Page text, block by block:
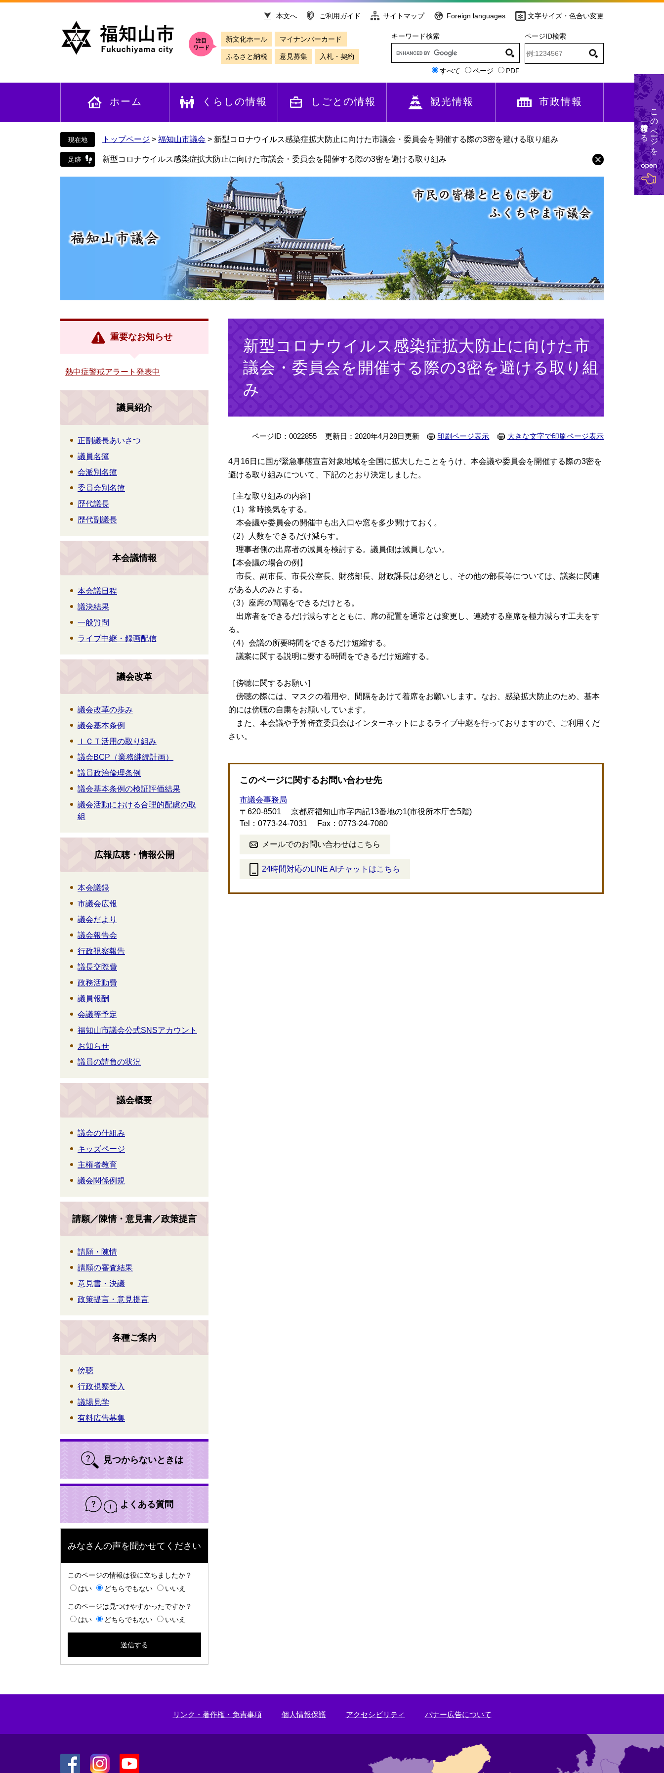
文
本文へ ご利用ガイド サイトマップ Foreign languages 文字サイズ・色合い変更
注目
ワード
新文化ホール マイナンバーカード
ふるさと納税 意見募集 入札・契約
キーワード検索
すべて ページ PDF
ページID検索
ホーム くらしの情報 しごとの情報 観光情報 市政情報
トップページ > 福知山市議会 > 新型コロナウイルス感染症拡大防止に向けた市議会・委員会を開催する際の3密を避ける取り組み
新型コロナウイルス感染症拡大防止に向けた市議会・委員会を開催する際の3密を避ける取り組み
新型コロナウイルス感染症拡大防止に向けた市
議会・委員会を開催する際の3密を避ける取り組
み
ページID：0022855 更新日：2020年4月28日更新 印刷ページ表示 大きな文字で印刷ページ表示
4月16日に国が緊急事態宣言対象地域を全国に拡大したことをうけ、本会議や委員会を開催する際の3密を
避ける取り組みについて、下記のとおり決定しました。
［主な取り組みの内容］
（1）常時換気をする。
本会議や委員会の開催中も出入口や窓を多少開けておく。
（2）人数をできるだけ減らす。
理事者側の出席者の減員を検討する。議員側は減員しない。
【本会議の場合の例】
市長、副市長、市長公室長、財務部長、財政課長は必須とし、その他の部長等については、議案に関連
がある人のみとする。
（3）座席の間隔をできるだけとる。
出席者をできるだけ減らすとともに、席の配置を通常とは変更し、連続する座席を極力減らす工夫をす
る。
（4）会議の所要時間をできるだけ短縮する。
議案に関する説明に要する時間をできるだけ短縮する。
［傍聴に関するお願い］
傍聴の際には、マスクの着用や、間隔をあけて着席をお願いします。なお、感染拡大防止のため、基本
的には傍聴の自粛をお願いしています。
また、本会議や予算審査委員会はインターネットによるライブ中継を行っておりますので、ご利用くだ
さい。
このページに関するお問い合わせ先
市議会事務局
〒620-8501
京都府福知山市字内記13番地の1(市役所本庁舎5階)
Tel：0773-24-7031
Fax：0773-24-7080
メールでのお問い合わせはこちら
24時間対応のLINE AIチャットはこちら
外
重要なお知らせ
熱中症警戒アラート発表中
議員紹介
正副議長あいさつ
議員名簿
会派別名簿
委員会別名簿
歴代議長
歴代副議長
本会議情報
本会議日程
議決結果
一般質問
ライブ中継・録画配信
議会改革
議会改革の歩み
議会基本条例
ＩＣＴ活用の取り組み
議会BCP（業務継続計画）
議員政治倫理条例
議会基本条例の検証評価結果
議会活動における合理的配慮の取
組
広報広聴・情報公開
本会議録
市議会広報
議会だより
議会報告会
行政視察報告
議長交際費
政務活動費
議員報酬
会議等予定
福知山市議会公式SNSアカウント
お知らせ
議員の請負の状況
議会概要
議会の仕組み
キッズページ
主権者教育
議会関係例規
請願／陳情・意見書／政策提言
請願・陳情
請願の審査結果
意見書・決議
政策提言・意見提言
各種ご案内
傍聴
行政視察受入
議場見学
有料広告募集
見つからないときは
よくある質問
みなさんの声を聞かせてください
このページの情報は役に立ちましたか？
はい
どちらでもない いいえ
このページは見つけやすかったですか？
はい
どちらでもない いいえ
リンク・著作権・免責事項 個人情報保護 アクセシビリティ バナー広告について
このページを
一時保存する